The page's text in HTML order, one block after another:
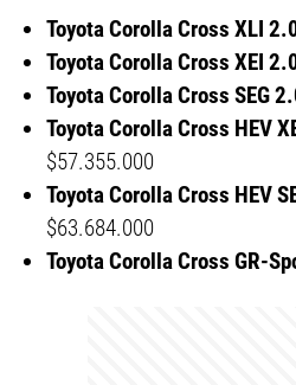
Toyota Corolla Cross XLI
Toyota Corolla Cross XEI
Toyota Corolla Cross SEG
Toyota Corolla Cross HEV
$57.355.000
Toyota Corolla Cross HEV
$63.684.000
Toyota Corolla Cross GR-